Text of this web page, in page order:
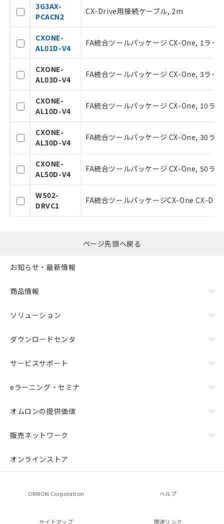
3G3AX-
PCACN2
CX-Drive用接続ケーブル, 2m
CXONE-
AL01D-V4
FA統合ツールパッケージ CX-One, 1ライ
CXONE-
AL03D-V4
FA統合ツールパッケージ CX-One, 3ライ
CXONE-
AL10D-V4
FA統合ツールパッケージ CX-One, 10ラ
CXONE-
AL30D-V4
FA統合ツールパッケージ CX-One, 30ラ
CXONE-
AL50D-V4
FA統合ツールパッケージ CX-One, 50ラ
WS02-
DRVC1
FA統合ツールパッケージCX-One CX-
ページ先頭へ戻る
お知らせ・最新情報
商品情報
ソリューション
ダウンロードセンタ
サービスサポート
eラーニング・セミナ
オムロンの提供価値
販売ネットワーク
オンラインストア
OMRON Corporation ヘルプ
サイトマップ 関連リンク
記
号
説明
○ 一定数以上の在庫あり
△
－
在庫なし(最新の在庫状況につ
認ください)
空
受注生産機種、また在庫状況の
ご利用ください。
本サービスは、当社制御機器事業取扱
商品の当社在庫状況および標準価格(税
抜)を提供させていただくものです。
当社制御機器事業取扱商品の中には、
本サービスの対象外となる商品もある
ことをご了承ください。
在庫状況および標準価格照会結果は、
記載している更新日時点での社内デー
タに基づき作成されるものであり、閲
覧された時点での実際の在庫および標
準価格とは異なる場合があることをご
了承ください。
正式な納期状況および標準価格はお客
様のお取引先、またはお客様担当のオ
ムロン制御機器販売店・当社販売員に
ご相談ください。
オムロン制御機器販売店や当社販売拠
点は「
ください。
事前の承諾なく第三者に漏洩または開
示しないようお願いします。
ビス）をご利用いただくには、I-Web
登録された部品リストについて、当社
品・サービスに関するお客様との取
引・商談に必要な範囲で利用すること
※当社の共同利用者とは、
用者の範囲」に記載されている法人を